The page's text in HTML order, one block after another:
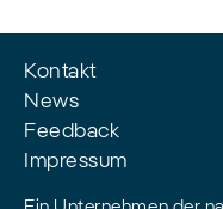
Kontakt
News
Feedback
Impressum